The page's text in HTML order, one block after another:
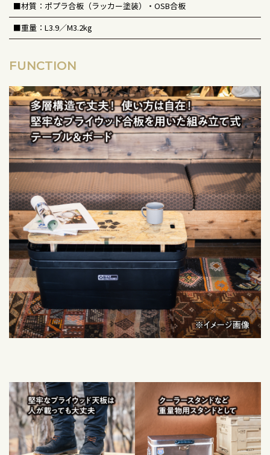
■材質：ポプラ合板（ラッカー塗装）・OSB合板
■重量：L3.9／M3.2kg
FUNCTION